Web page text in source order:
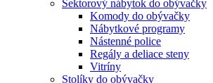
Sektorový nábytok do obývačky
Komody do obývačky
Nábytkové programy
Nástenné police
Regály a deliace steny
Vitríny
Stolíky do obývačky